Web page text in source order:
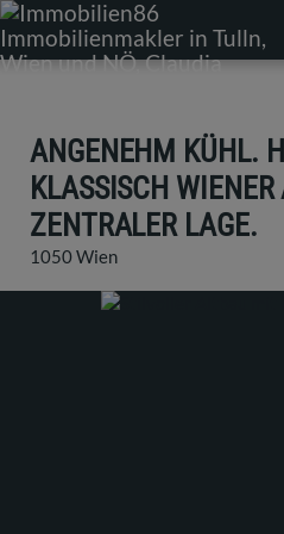
ANGENEHM KÜHL.
KLASSISCH
ZENTRALER LAGE.
1050 Wien